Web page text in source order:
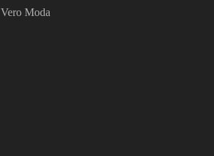
Vero Moda